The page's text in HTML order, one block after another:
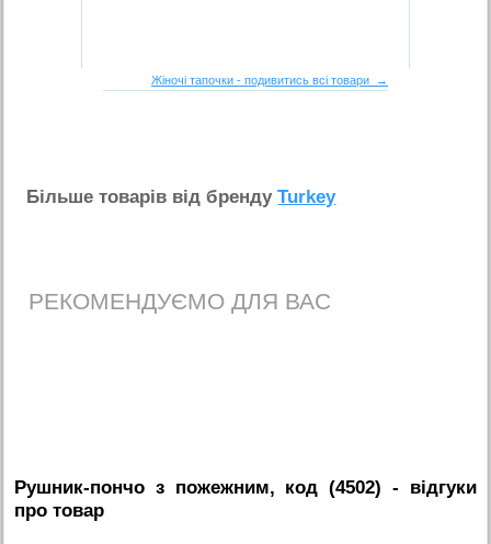
Жіночі тапочки - подивитись всі товари →
Бiльше товарiв вiд брендуTurkey
РЕКОМЕНДУЄМО ДЛЯ ВАС
Рушник-пончо з пожежним, код (4502) - вiдгуки
про товар